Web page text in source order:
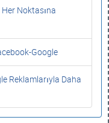
Noktasına
Google
Reklamlarıyla Daha